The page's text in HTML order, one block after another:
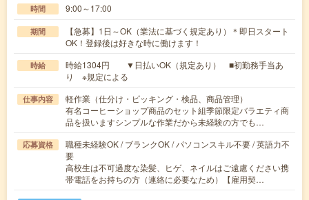
時間 9:00～17:00
期間
【急募】1日～OK（業法に基づく規定あり）＊即日スタート
OK！登録後は好きな時に働けます！
時給
時給1304円 ▼日払いOK（規定あり） ■初勤務手当あ
り ※規定による
仕事内容
軽作業（仕分け・ピッキング・検品、商品管理）
有名コーヒーショップ商品のセット組季節限定バラエティ商
品を扱いますシンプルな作業だから未経験の方でも…
応募資格
職種未経験OK / ブランクOK / パソコンスキル不要 / 英語力不
要
高校生は不可過度な染髪、ヒゲ、ネイルはご遠慮ください携
帯電話をお持ちの方（連絡に必要なため）【雇用契…